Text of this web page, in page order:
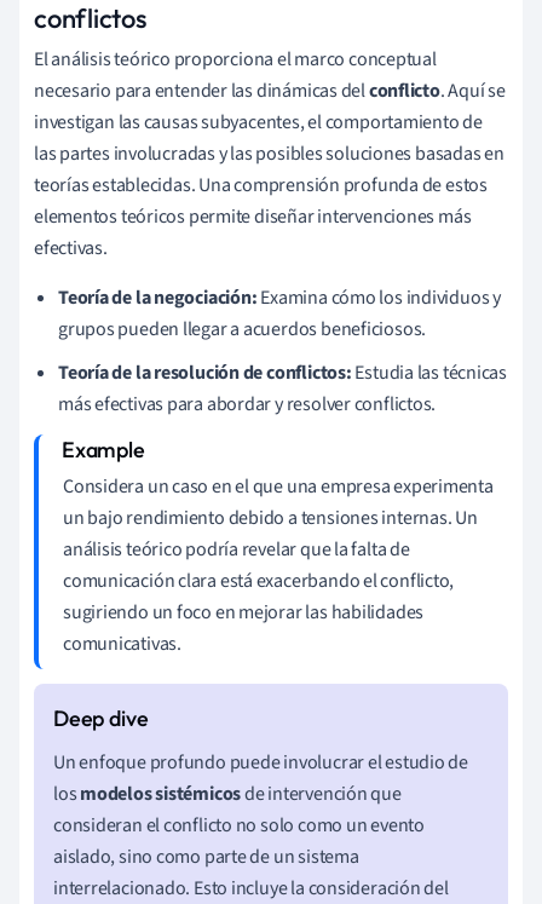
conflictos
El análisis teórico proporciona el marco conceptual
necesario para entender las dinámicas delconflicto. Aquí se
investigan las causas subyacentes, el comportamiento de
las partes involucradas y las posibles soluciones basadas en
teorías establecidas. Una comprensión profunda de estos
elementos teóricos permite diseñar intervenciones más
efectivas.
Teoría de la negociación:Examina cómo los individuos y
grupos pueden llegar a acuerdos beneficiosos.
Teoría de la resolución de conflictos:Estudia las técnicas
más efectivas para abordar y resolver conflictos.
Considera un caso en el que una empresa experimenta
un bajo rendimiento debido a tensiones internas. Un
análisis teórico podría revelar que la falta de
comunicación clara está exacerbando el conflicto,
sugiriendo un foco en mejorar las habilidades
comunicativas.
Un enfoque profundo puede involucrar el estudio de
losmodelos sistémicosde intervención que
consideran el conflicto no solo como un evento
aislado, sino como parte de un sistema
interrelacionado. Esto incluye la consideración del